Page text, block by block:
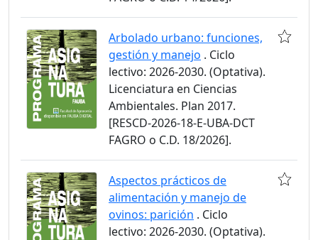
Arbolado urbano: funciones,
gestión y manejo . Ciclo
lectivo: 2026-2030. (Optativa).
Licenciatura en Ciencias
Ambientales. Plan 2017.
[RESCD-2026-18-E-UBA-DCT
FAGRO o C.D. 18/2026].
Aspectos prácticos de
alimentación y manejo de
ovinos: parición . Ciclo
lectivo: 2026-2030. (Optativa).